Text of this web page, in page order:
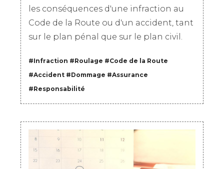
les conséquences d'une infraction au
Code de la Route ou d'un accident, tant
sur le plan pénal que sur le plan civil.
#Infraction #Roulage #Code de la Route
#Accident #Dommage #Assurance
#Responsabilité